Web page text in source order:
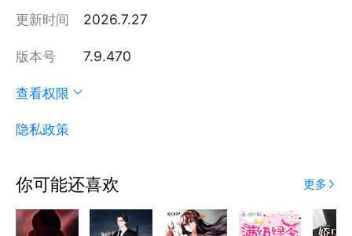
更新时间 2026.7.27
版本号 7.9.470
查看权限
隐私政策
你可能还喜欢 更多